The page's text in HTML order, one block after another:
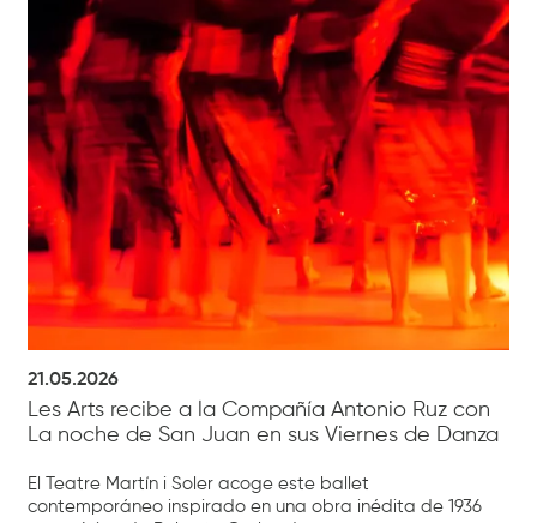
21.05.2026
Les Arts recibe a la Compañía Antonio Ruz con
La noche de San Juan en sus Viernes de Danza
El Teatre Martín i Soler acoge este ballet
contemporáneo inspirado en una obra inédita de 1936